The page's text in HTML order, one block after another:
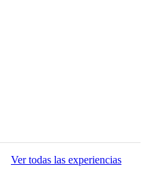
Ver todas las experiencias